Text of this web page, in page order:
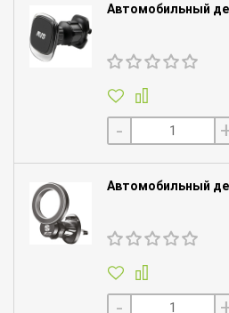
Автомобильный
-
Автомобильный
-